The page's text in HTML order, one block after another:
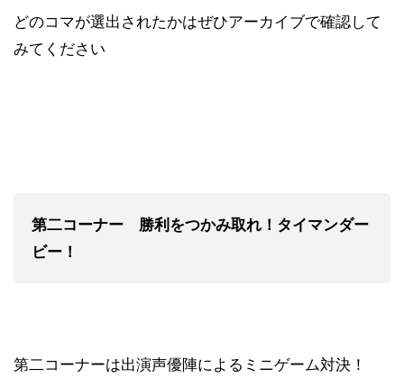
どのコマが選出されたかはぜひアーカイブで確認して
みてください
第二コーナー 勝利をつかみ取れ！タイマンダー
ビー！
第二コーナーは出演声優陣によるミニゲーム対決！